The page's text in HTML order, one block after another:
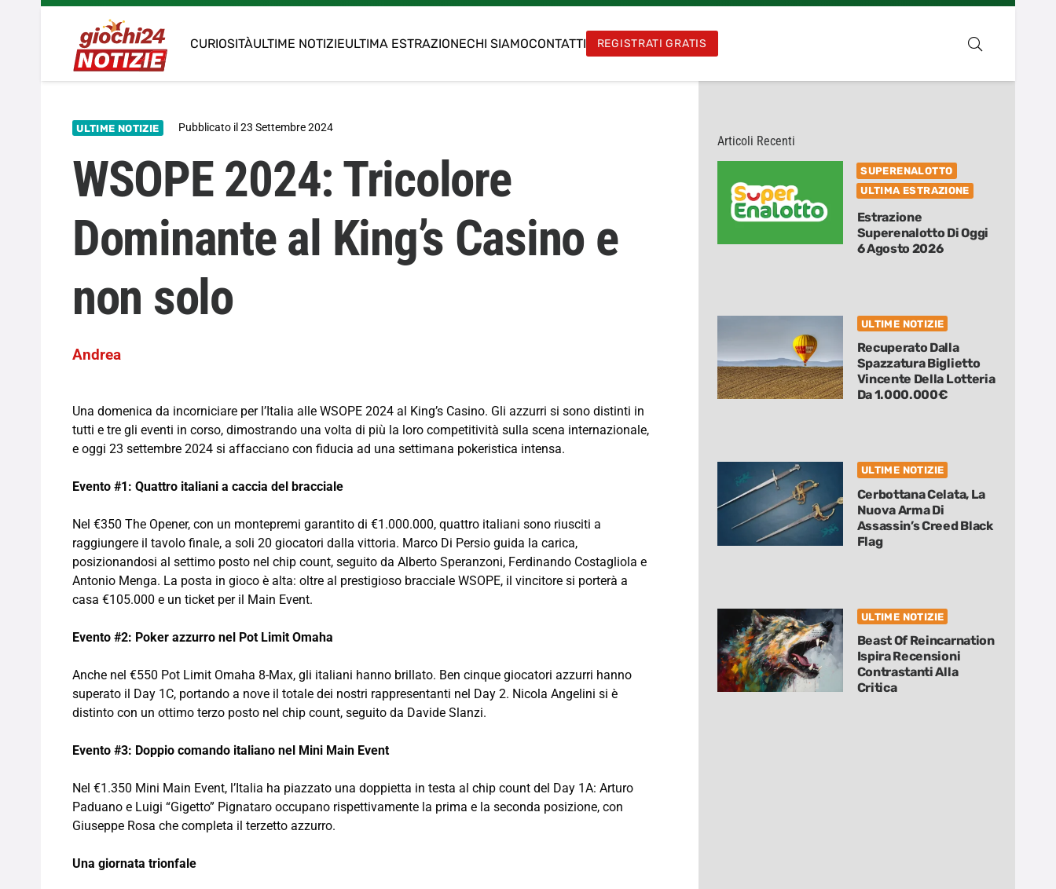
CURIOSITÀULTIME NOTIZIEULTIMA ESTRAZIONECHI SIAMOCONTATTI REGISTRATI GRATIS
ULTIME NOTIZIE Pubblicato il23 Settembre 2024
WSOPE 2024: Tricolore
Dominante al King’s Casino e
non solo
Andrea
Una domenica da incorniciare per l’Italia alle WSOPE 2024 al King’s Casino. Gli azzurri si sono distinti in
tutti e tre gli eventi in corso, dimostrando una volta di più la loro competitività sulla scena internazionale,
e oggi 23 settembre 2024 si affacciano con fiducia ad una settimana pokeristica intensa.
Evento #1: Quattro italiani a caccia del bracciale
Nel €350 The Opener, con un montepremi garantito di €1.000.000, quattro italiani sono riusciti a
raggiungere il tavolo finale, a soli 20 giocatori dalla vittoria. Marco Di Persio guida la carica,
posizionandosi al settimo posto nel chip count, seguito da Alberto Speranzoni, Ferdinando Costagliola e
Antonio Menga. La posta in gioco è alta: oltre al prestigioso bracciale WSOPE, il vincitore si porterà a
casa €105.000 e un ticket per il Main Event.
Evento #2: Poker azzurro nel Pot Limit Omaha
Anche nel €550 Pot Limit Omaha 8-Max, gli italiani hanno brillato. Ben cinque giocatori azzurri hanno
superato il Day 1C, portando a nove il totale dei nostri rappresentanti nel Day 2. Nicola Angelini si è
distinto con un ottimo terzo posto nel chip count, seguito da Davide Slanzi.
Evento #3: Doppio comando italiano nel Mini Main Event
Nel €1.350 Mini Main Event, l’Italia ha piazzato una doppietta in testa al chip count del Day 1A: Arturo
Paduano e Luigi “Gigetto” Pignataro occupano rispettivamente la prima e la seconda posizione, con
Giuseppe Rosa che completa il terzetto azzurro.
Una giornata trionfale
Articoli Recenti
SUPERENALOTTO
ULTIMA ESTRAZIONE
Estrazione
Superenalotto Di Oggi
6 Agosto 2026
ULTIME NOTIZIE
Recuperato Dalla
Spazzatura Biglietto
Vincente Della Lotteria
Da 1.000.000€
ULTIME NOTIZIE
Cerbottana Celata, La
Nuova Arma Di
Assassin’s Creed Black
Flag
ULTIME NOTIZIE
Beast Of Reincarnation
Ispira Recensioni
Contrastanti Alla
Critica